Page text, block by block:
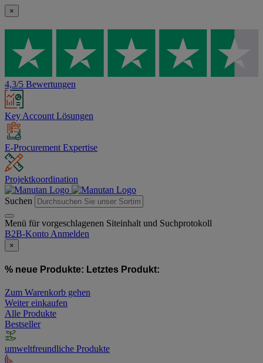
×
4,3/5 Bewertungen
Key Account Lösungen
E-Procurement Expertise
Projektkoordination
Suchen
Menü für vorgeschlagenen Siteinhalt und Suchprotokoll
B2B-Konto Anmelden
×
% neue Produkte: Letztes Produkt:
Zum Warenkorb gehen
Weiter einkaufen
Alle Produkte
Bestseller
umweltfreundliche Produkte